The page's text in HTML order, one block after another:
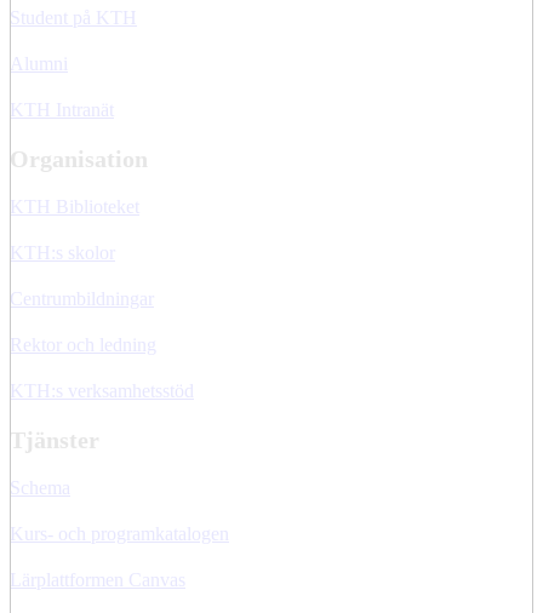
Student på KTH
Alumni
KTH Intranät
Organisation
KTH Biblioteket
KTH:s skolor
Centrumbildningar
Rektor och ledning
KTH:s verksamhetsstöd
Tjänster
Schema
Kurs- och programkatalogen
Lärplattformen Canvas